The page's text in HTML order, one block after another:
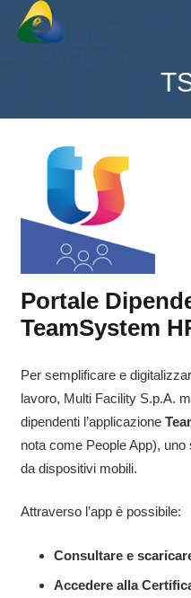
Portale
TeamSystem
Per semplificare e
lavoro, Multi Facility S.p.A.
dipendenti l’applicazione
nota come People App),
da dispositivi mobili.
Attraverso l’app è possibile:
Consultare e
Accedere alla